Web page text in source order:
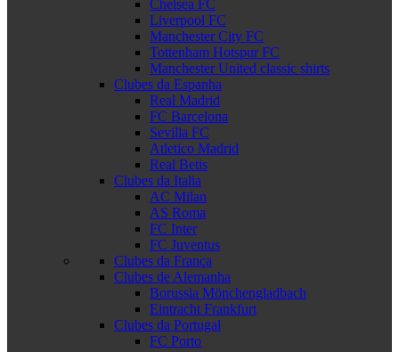
Chelsea FC
Liverpool FC
Manchester City FC
Tottenham Hotspur FC
Manchester United classic shirts
Clubes da Espanha
Real Madrid
FC Barcelona
Sevilla FC
Atletico Madrid
Real Betis
Clubes da Italia
AC Milan
AS Roma
FC Inter
FC Juventus
Clubes da França
Clubes de Alemanha
Borussia Mönchengladbach
Eintracht Frankfurt
Clubes da Portugal
FC Porto